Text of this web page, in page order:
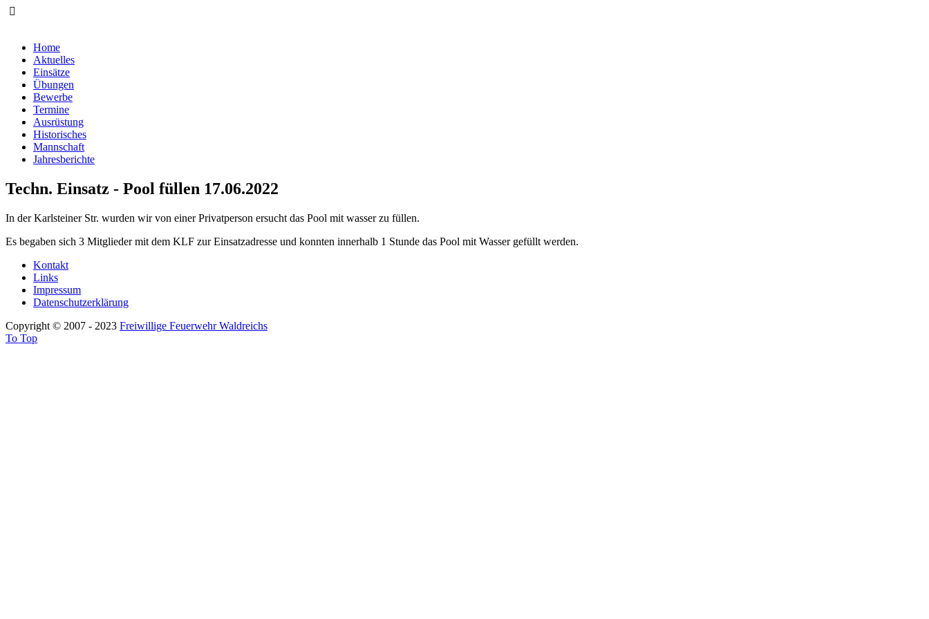
Home
Aktuelles
Einsätze
Übungen
Bewerbe
Termine
Ausrüstung
Historisches
Mannschaft
Jahresberichte
Techn. Einsatz - Pool füllen 17.06.2022
In der Karlsteiner Str. wurden wir von einer Privatperson ersucht das Pool mit wasser zu füllen.
Es begaben sich 3 Mitglieder mit dem KLF zur Einsatzadresse und konnten innerhalb 1 Stunde das Pool mit Wasser gefüllt werden.
Kontakt
Links
Impressum
Datenschutzerklärung
Copyright © 2007 - 2023 Freiwillige Feuerwehr Waldreichs
To Top